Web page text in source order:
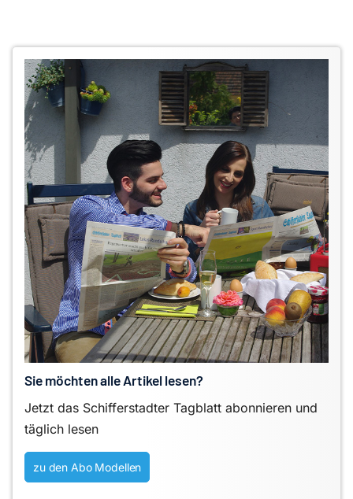
Sie möchten alle Artikel lesen?
Jetzt das Schifferstadter Tagblatt abonnieren und
täglich lesen
zu den Abo Modellen